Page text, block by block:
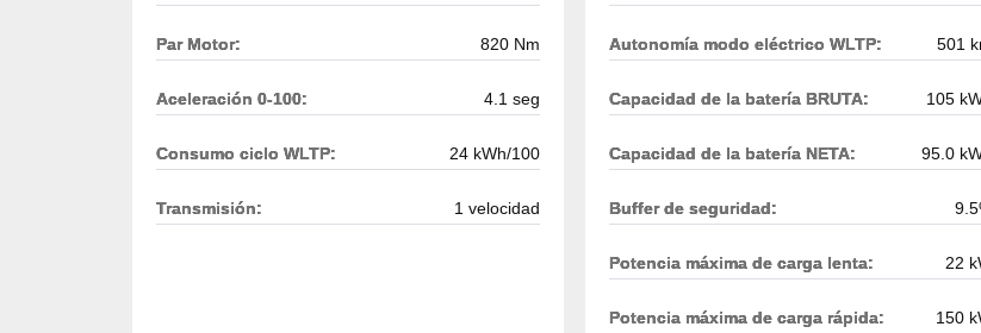
Par Motor: 820 Nm
Aceleración 0-100: 4.1 seg
Consumo ciclo WLTP: 24 kWh/100
Transmisión: 1 velocidad
Autonomía modo eléctrico WLTP: 501
Capacidad de la batería BRUTA: 105
Capacidad de la batería NETA: 95.0
Buffer de seguridad:
Potencia máxima de carga lenta: 22
Potencia máxima de carga rápida: 150